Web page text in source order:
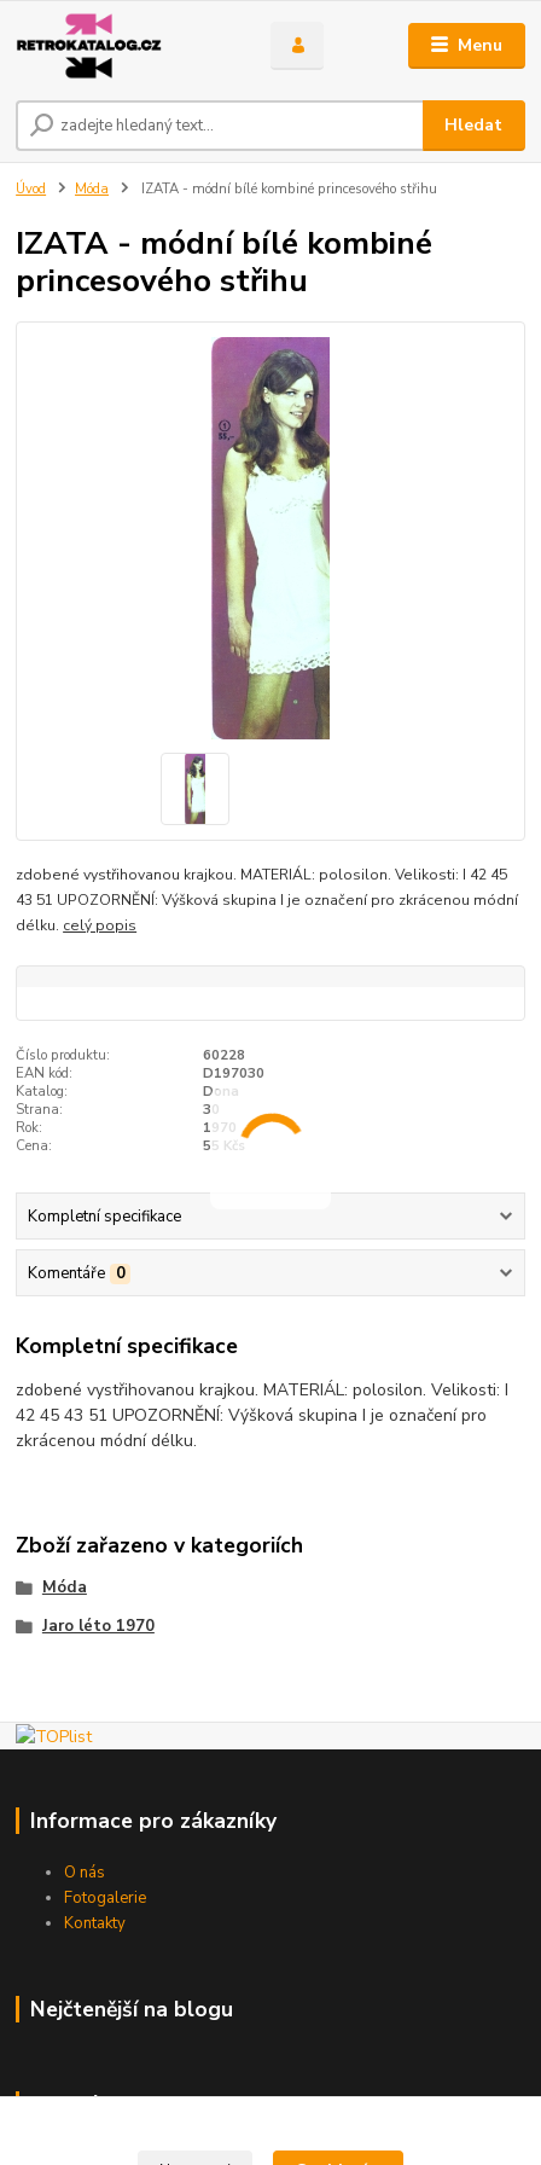
Menu
Hledat
Úvod Móda IZATA - módní bílé kombiné princesového střihu
IZATA - módní bílé kombiné
princesového střihu
zdobené vystřihovanou krajkou. MATERIÁL: polosilon. Velikosti: I 42 45
43 51 UPOZORNĚNÍ: Výšková skupina I je označení pro zkrácenou módní
délku. celý popis
Číslo produktu:
60228
EAN kód:
D197030
Katalog:
Dona
Strana:
30
Rok:
1970
Cena:
55 Kčs
Kompletní specifikace
Komentáře 0
Kompletní specifikace
zdobené vystřihovanou krajkou. MATERIÁL: polosilon. Velikosti: I
42 45 43 51 UPOZORNĚNÍ: Výšková skupina I je označení pro
zkrácenou módní délku.
Zboží zařazeno v kategoriích
Móda
Jaro léto 1970
Informace pro zákazníky
O nás
Fotogalerie
Kontakty
Nejčtenější na blogu
Kde nás najdete